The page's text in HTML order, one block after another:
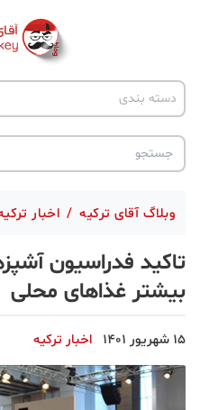
دسته بندی
اخبار ترکیه
پروژه ها
تحصیل در ترکیه
ترکیه گردی
حقوقی
قبرس
وبلاگ آقای ترکیه / اخبار
تاکید فدراسیون
بیشتر غذاهای محلی
15 شهریور 1401 اخبار ترکیه